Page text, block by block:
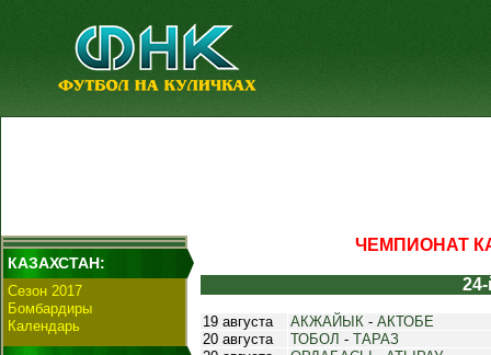
КАЗАХСТАН:
Сезон 2017
Бомбардиры
Календарь
ЧЕМПИОНАТ
19 августа АКЖАЙЫК - АКТОБЕ
20 августа
ТОБОЛ - ТАРАЗ